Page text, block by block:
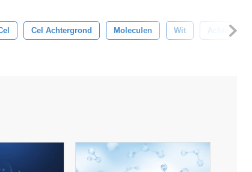
Cel Achtergrond Moleculen Wit